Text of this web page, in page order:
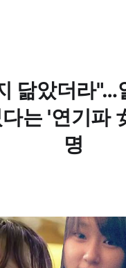
닮았더라"…
는 '연기파
명